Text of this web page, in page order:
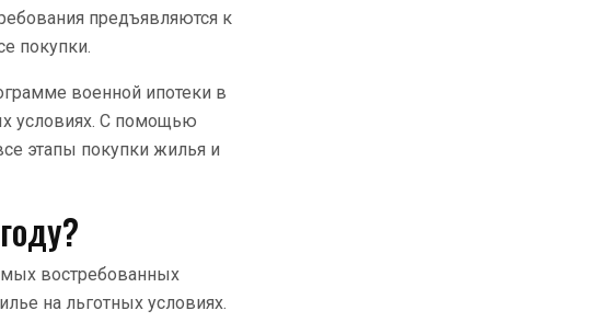
предъявляются к
покупки.
военной ипотеки в
условиях. С помощью
этапы покупки жилья и
востребованных
на льготных условиях.